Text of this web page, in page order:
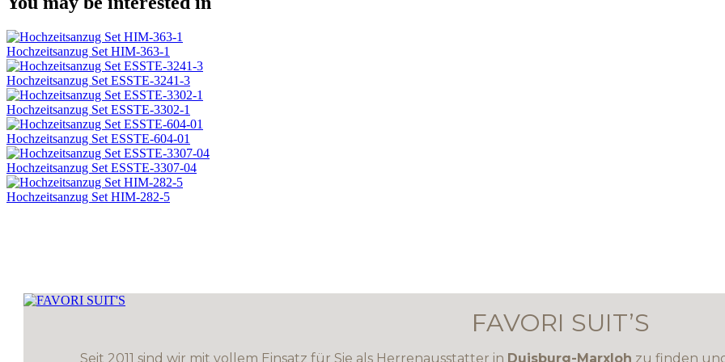
Hochzeitsanzug Set HIM-363-1
Hochzeitsanzug Set ESSTE-3241-3
Hochzeitsanzug Set ESSTE-3302-1
Hochzeitsanzug Set ESSTE-604-01
Hochzeitsanzug Set ESSTE-3307-04
Hochzeitsanzug Set HIM-282-5
FAVORI SUIT’S
Seit 2011 sind wir mit vollem Einsatz für Sie als Herrenausstatter in Duisburg-Marxloh zu finden